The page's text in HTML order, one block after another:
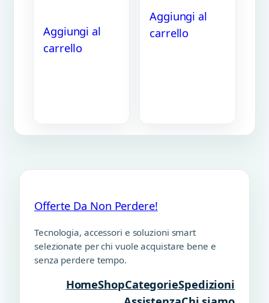
Aggiungi al
carrello
Aggiungi al
carrello
Offerte Da Non Perdere!
Tecnologia, accessori e soluzioni smart
selezionate per chi vuole acquistare bene e
senza perdere tempo.
HomeShopCategorieSpedizioni